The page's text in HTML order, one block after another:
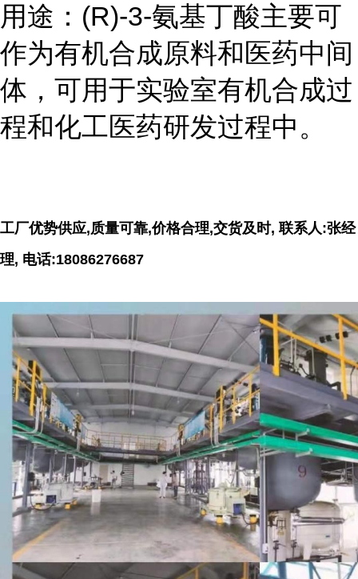
用途：(R)-3-氨基丁酸主要可
作为有机合成原料和医药中间
体，可用于实验室有机合成过
程和化工医药研发过程中。
工厂优势供应,质量可靠,价格合理,交货及时, 联系人:张经
理, 电话:18086276687